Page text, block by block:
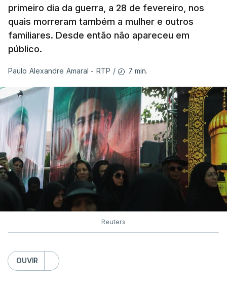
primeiro dia da guerra, a 28 de fevereiro, nos
quais morreram também a mulher e outros
familiares. Desde então não apareceu em
público.
Paulo Alexandre Amaral - RTP / 7 min.
Reuters
OUVIR